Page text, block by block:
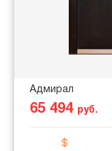
Адмирал
65 494 руб.